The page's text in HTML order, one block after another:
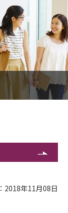
2018年11月08日